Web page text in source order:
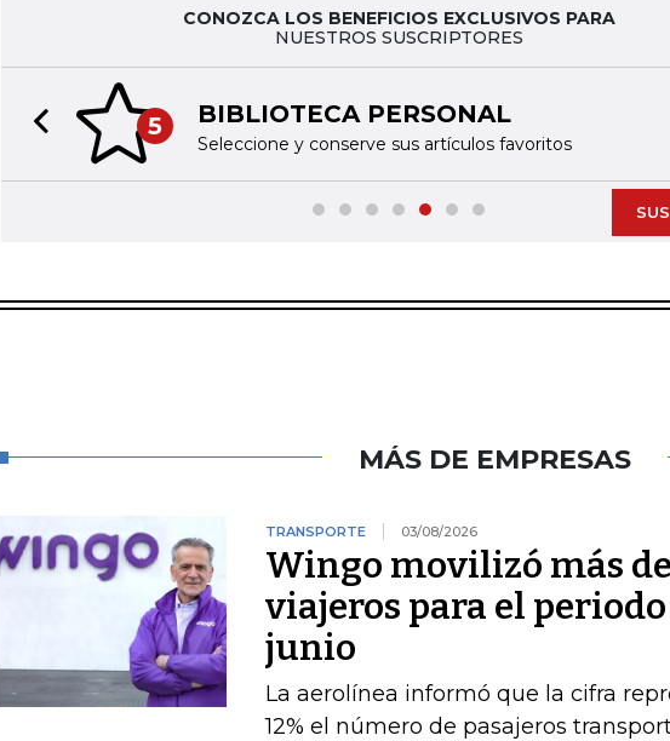
CONOZCA LOS BENEFICIOS EXCLUSIVOS PARA
NUESTROS SUSCRIPTORES
5 BIBLIOTECA PERSONAL
Seleccione y conserve sus artículos favoritos
Previous slide
MÁS DE EMPRESAS
TRANSPORTE 03/08/2026
Wingo movilizó más
viajeros para el
junio
La aerolínea informó que la cifra
12% el número de pasajeros